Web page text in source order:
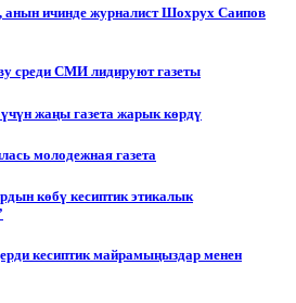
анын ичинде журналист Шохрух Саипов
среди СМИ лидируют газеты
жаңы газета жарык көрдү
молодежная газета
көбү кесиптик этикалык
кесиптик майрамыңыздар менен